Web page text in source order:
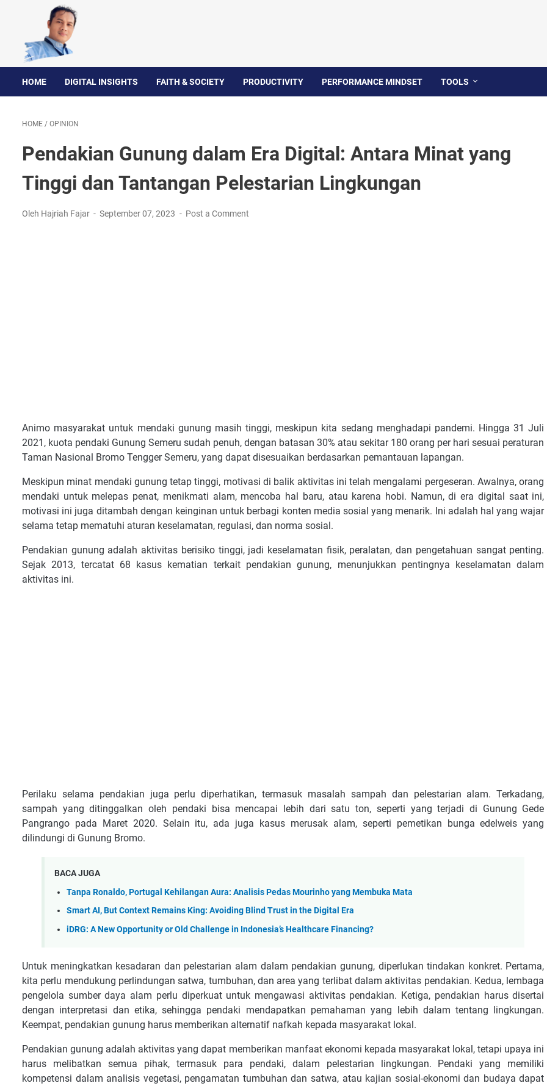
HOME DIGITAL INSIGHTS FAITH & SOCIETY PRODUCTIVITY PERFORMANCE MINDSET TOOLS
HOME / OPINION
Pendakian Gunung dalam Era Digital: Antara Minat yang
Tinggi dan Tantangan Pelestarian Lingkungan
Oleh Hajriah Fajar September 07, 2023 Post a Comment
Animo masyarakat untuk mendaki gunung masih tinggi, meskipun kita sedang menghadapi pandemi. Hingga 31 Juli
2021, kuota pendaki Gunung Semeru sudah penuh, dengan batasan 30% atau sekitar 180 orang per hari sesuai peraturan
Taman Nasional Bromo Tengger Semeru, yang dapat disesuaikan berdasarkan pemantauan lapangan.
Meskipun minat mendaki gunung tetap tinggi, motivasi di balik aktivitas ini telah mengalami pergeseran. Awalnya, orang
mendaki untuk melepas penat, menikmati alam, mencoba hal baru, atau karena hobi. Namun, di era digital saat ini,
motivasi ini juga ditambah dengan keinginan untuk berbagi konten media sosial yang menarik. Ini adalah hal yang wajar
selama tetap mematuhi aturan keselamatan, regulasi, dan norma sosial.
Pendakian gunung adalah aktivitas berisiko tinggi, jadi keselamatan fisik, peralatan, dan pengetahuan sangat penting.
Sejak 2013, tercatat 68 kasus kematian terkait pendakian gunung, menunjukkan pentingnya keselamatan dalam
aktivitas ini.
Perilaku selama pendakian juga perlu diperhatikan, termasuk masalah sampah dan pelestarian alam. Terkadang,
sampah yang ditinggalkan oleh pendaki bisa mencapai lebih dari satu ton, seperti yang terjadi di Gunung Gede
Pangrango pada Maret 2020. Selain itu, ada juga kasus merusak alam, seperti pemetikan bunga edelweis yang
dilindungi di Gunung Bromo.
BACA JUGA
Tanpa Ronaldo, Portugal Kehilangan Aura: Analisis Pedas Mourinho yang Membuka Mata
Smart AI, But Context Remains King: Avoiding Blind Trust in the Digital Era
iDRG: A New Opportunity or Old Challenge in Indonesia’s Healthcare Financing?
Untuk meningkatkan kesadaran dan pelestarian alam dalam pendakian gunung, diperlukan tindakan konkret. Pertama,
kita perlu mendukung perlindungan satwa, tumbuhan, dan area yang terlibat dalam aktivitas pendakian. Kedua, lembaga
pengelola sumber daya alam perlu diperkuat untuk mengawasi aktivitas pendakian. Ketiga, pendakian harus disertai
dengan interpretasi dan etika, sehingga pendaki mendapatkan pemahaman yang lebih dalam tentang lingkungan.
Keempat, pendakian gunung harus memberikan alternatif nafkah kepada masyarakat lokal.
Pendakian gunung adalah aktivitas yang dapat memberikan manfaat ekonomi kepada masyarakat lokal, tetapi upaya ini
harus melibatkan semua pihak, termasuk para pendaki, dalam pelestarian lingkungan. Pendaki yang memiliki
kompetensi dalam analisis vegetasi, pengamatan tumbuhan dan satwa, atau kajian sosial-ekonomi dan budaya dapat